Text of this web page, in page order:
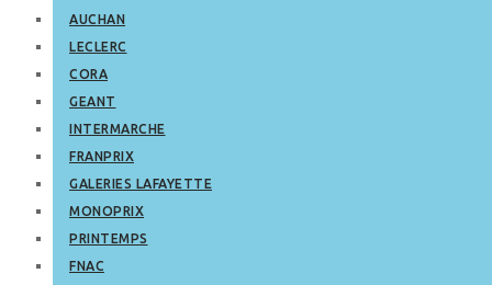
AUCHAN
LECLERC
CORA
GEANT
INTERMARCHE
FRANPRIX
GALERIES LAFAYETTE
MONOPRIX
PRINTEMPS
FNAC